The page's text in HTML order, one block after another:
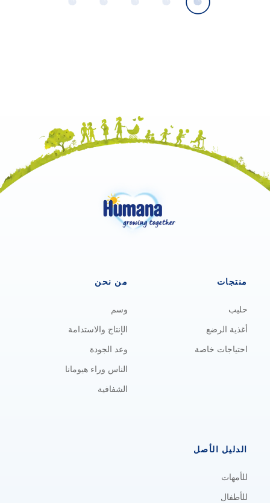
منتجات
حليب
أغذية الرضع
احتياجات خاصة
من نحن
وسم
الإنتاج والاستدامة
وعد الجودة
الناس وراء هيومانا
الشفافية
الدليل الأصل
للأمهات
للأطفال